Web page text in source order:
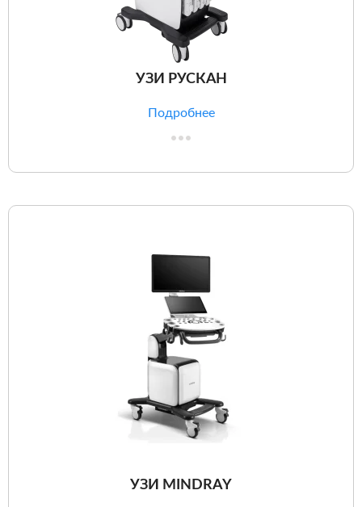
УЗИ РУСКАН
Подробнее
УЗИ MINDRAY